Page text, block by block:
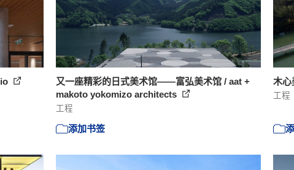
又一座精彩的日式美术馆——富弘美术馆 / aat +
makoto yokomizo architects
工程
添加书签
木
工程